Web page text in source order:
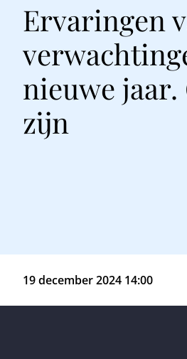
Ervaringen
nieuwe jaar.
zijn
19 december 2024 14:00